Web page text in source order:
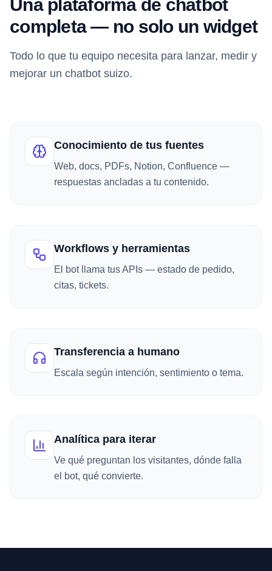
Una plataforma de chatbot
completa — no solo un widget
Todo lo que tu equipo necesita para lanzar, medir y
mejorar un chatbot suizo.
Conocimiento de tus fuentes
Web, docs, PDFs, Notion, Confluence —
respuestas ancladas a tu contenido.
Workflows y herramientas
El bot llama tus APIs — estado de pedido,
citas, tickets.
Transferencia a humano
Escala según intención, sentimiento o tema.
Analítica para iterar
Ve qué preguntan los visitantes, dónde falla
el bot, qué convierte.